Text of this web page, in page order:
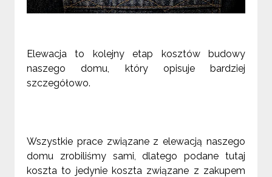
Elewacja to kolejny etap kosztów budowy
naszego domu, który opisuje bardziej
szczegółowo.
Wszystkie prace związane z elewacją naszego
domu zrobiliśmy sami, dlatego podane tutaj
koszta to jedynie koszta związane z zakupem